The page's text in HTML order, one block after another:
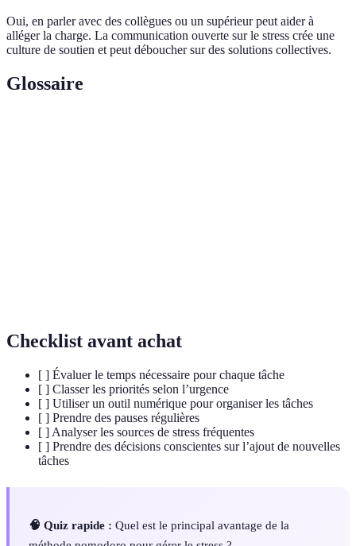
Oui, en parler avec des collègues ou un supérieur peut aider à
alléger la charge. La communication ouverte sur le stress crée une
culture de soutien et peut déboucher sur des solutions collectives.
Glossaire
Checklist avant achat
[ ] Évaluer le temps nécessaire pour chaque tâche
[ ] Classer les priorités selon l’urgence
[ ] Utiliser un outil numérique pour organiser les tâches
[ ] Prendre des pauses régulières
[ ] Analyser les sources de stress fréquentes
[ ] Prendre des décisions conscientes sur l’ajout de nouvelles
tâches
🧠 Quiz rapide : Quel est le principal avantage de la